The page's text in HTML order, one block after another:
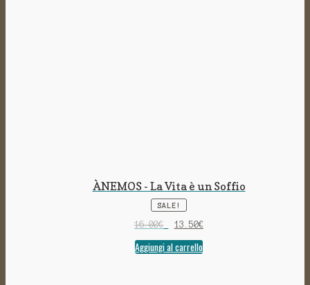
ÀNEMOS - La Vita è un Soffio
SALE!
16.00€ 13.50€
Aggiungi al carrello